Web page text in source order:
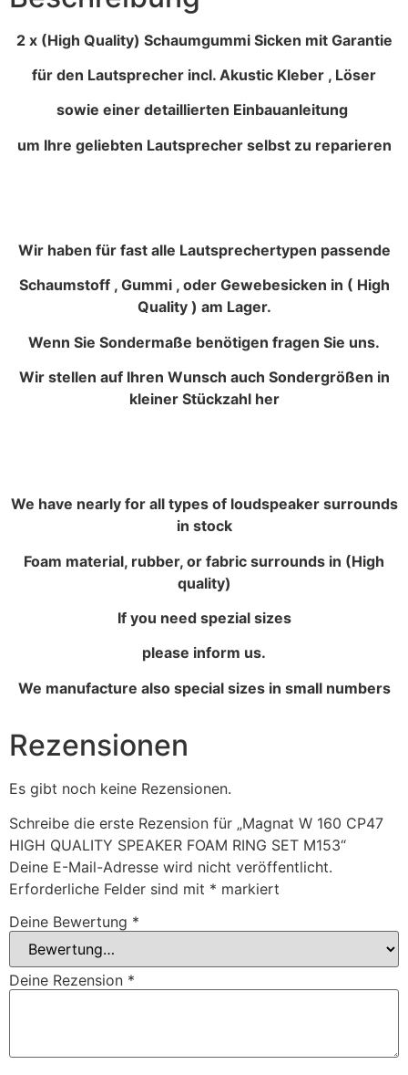
2 x (High Quality) Schaumgummi Sicken mit Garantie
für den Lautsprecher incl. Akustic Kleber , Löser
sowie einer detaillierten Einbauanleitung
um Ihre geliebten Lautsprecher selbst zu reparieren
Wir haben für fast alle Lautsprechertypen passende
Schaumstoff , Gummi , oder Gewebesicken in ( High
Quality ) am Lager.
Wenn Sie Sondermaße benötigen fragen Sie uns.
Wir stellen auf Ihren Wunsch auch Sondergrößen in
kleiner Stückzahl her
We have nearly for all types of loudspeaker surrounds
in stock
Foam material, rubber, or fabric surrounds in (High
quality)
If you need spezial sizes
please inform us.
We manufacture also special sizes in small numbers
Rezensionen
Es gibt noch keine Rezensionen.
Schreibe die erste Rezension für „Magnat W 160 CP47
HIGH QUALITY SPEAKER FOAM RING SET M153“
Deine E-Mail-Adresse wird nicht veröffentlicht.
Erforderliche Felder sind mit * markiert
Deine Bewertung *
Deine Rezension *